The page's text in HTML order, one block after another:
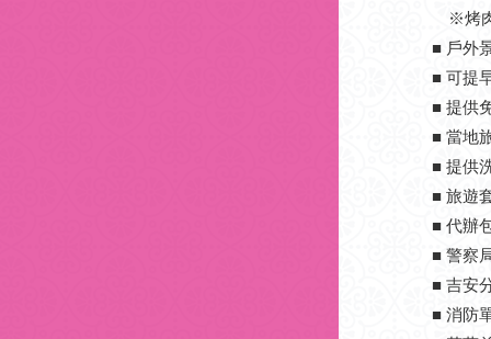
※烤肉
■ 戶外
■ 可提
■ 提供
■ 當地
■ 提供
■ 旅遊
■ 代辦
■ 警察
■ 吉安
■ 消防